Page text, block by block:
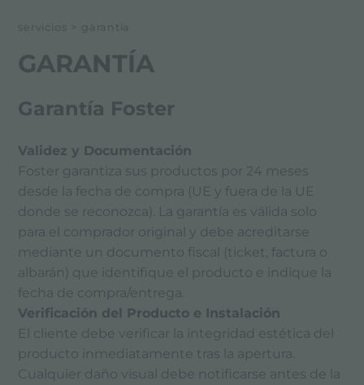
ASISTENCIA DIRECTA
CONSEJOS PARA LA MANUTENCIÓN
servicios > garantía
GARANTÍA
Garantía Foster
Validez y Documentación
Foster garantiza sus productos por 24 meses
desde la fecha de compra (UE y fuera de la UE
donde se reconozca). La garantía es válida solo
para el comprador original y debe acreditarse
mediante un documento fiscal (ticket, factura o
albarán) que identifique el producto e indique la
fecha de compra/entrega.
Verificación del Producto e Instalación
El cliente debe verificar la integridad estética del
producto inmediatamente tras la apertura.
Cualquier daño visual debe notificarse antes de la